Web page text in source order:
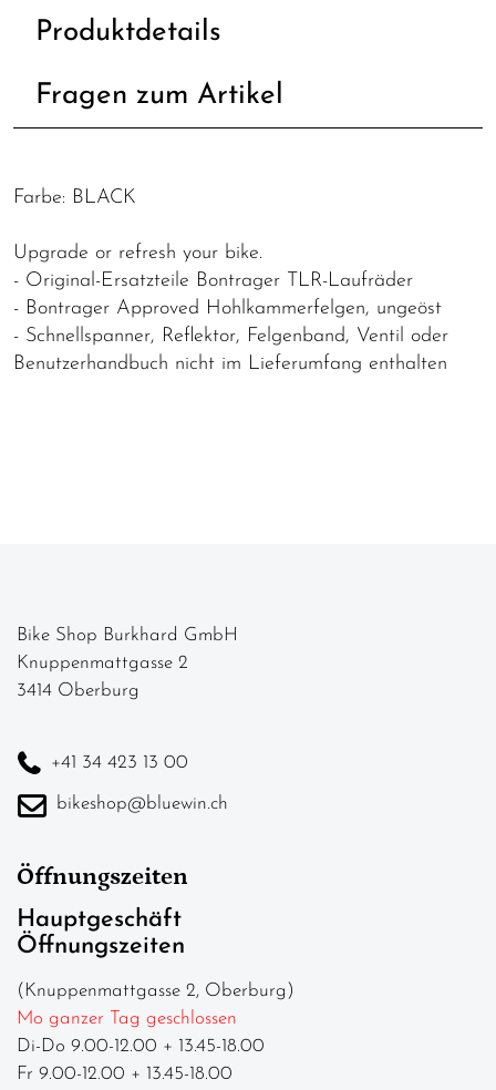
Produktdetails
Fragen zum Artikel
Farbe: BLACK
Upgrade or refresh your bike.
- Original-Ersatzteile Bontrager TLR-Laufräder
- Bontrager Approved Hohlkammerfelgen, ungeöst
- Schnellspanner, Reflektor, Felgenband, Ventil oder
Benutzerhandbuch nicht im Lieferumfang enthalten
Bike Shop Burkhard GmbH
Knuppenmattgasse 2
3414 Oberburg
+41 34 423 13 00
bikeshop@bluewin.ch
Öffnungszeiten
Hauptgeschäft
Öffnungszeiten
(Knuppenmattgasse 2, Oberburg)
Mo ganzer Tag geschlossen
Di-Do 9.00-12.00 + 13.45-18.00
Fr 9.00-12.00 + 13.45-18.00